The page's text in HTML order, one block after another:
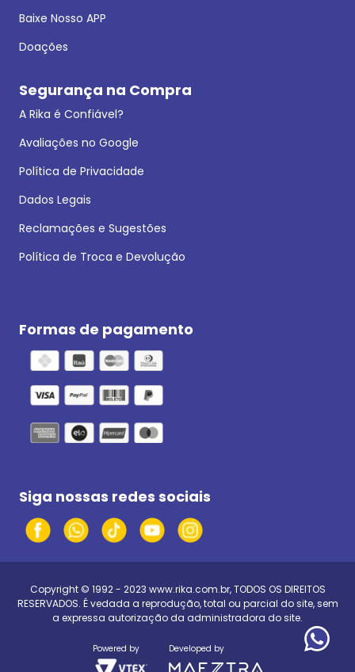
Baixe Nosso APP
Doações
Segurança na Compra
A Rika é Confiável?
Avaliações no Google
Política de Privacidade
Dados Legais
Reclamações e Sugestões
Política de Troca e Devolução
Formas de pagamento
Siga nossas redes sociais
Copyright © 1992 - 2023 www.rika.com.br, TODOS OS DIREITOS
RESERVADOS. É vedada a reprodução, total ou parcial do site, sem
a expressa autorização da administradora do site.
Powered by Developed by